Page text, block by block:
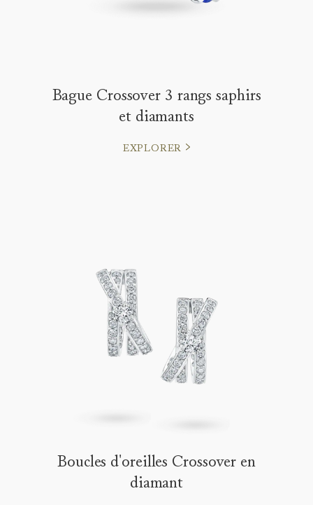
Bague Crossover 3 rangs saphirs
et diamants
EXPLORER
Boucles d'oreilles Crossover en
diamant